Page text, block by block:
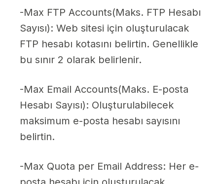
-Max FTP Accounts(Maks. FTP Hesabı
Sayısı): Web sitesi için oluşturulacak
FTP hesabı kotasını belirtin. Genellikle
bu sınır 2 olarak belirlenir.
-Max Email Accounts(Maks. E-posta
Hesabı Sayısı): Oluşturulabilecek
maksimum e-posta hesabı sayısını
belirtin.
-Max Quota per Email Address: Her e-